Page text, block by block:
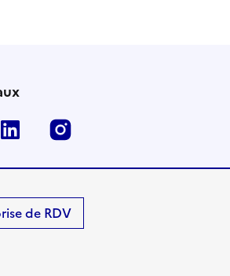
X Linkedin
de RDV